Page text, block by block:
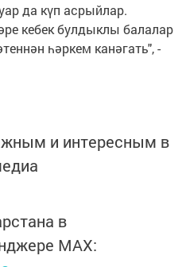
да күп асрыйлар.
кебек булдыклы балалар
һәркем канәгать", -
и интересным в
в
MАХ: